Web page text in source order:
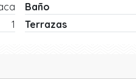
1
Baño
Terrazas